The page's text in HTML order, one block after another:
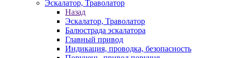
Эскалатор, Траволатор
Назад
Эскалатор, Траволатор
Балюстрада эскалатора
Главный привод
Индикация, проводка, безопасность